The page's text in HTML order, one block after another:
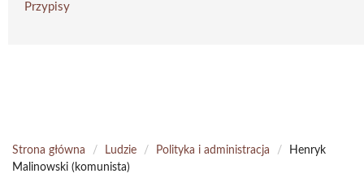
Przypisy
Strona główna / Ludzie / Polityka i administracja /
Henryk
Malinowski (komunista)